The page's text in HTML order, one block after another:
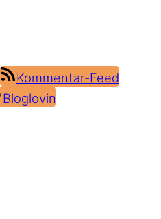
Kommentar-Feed
Bloglovin